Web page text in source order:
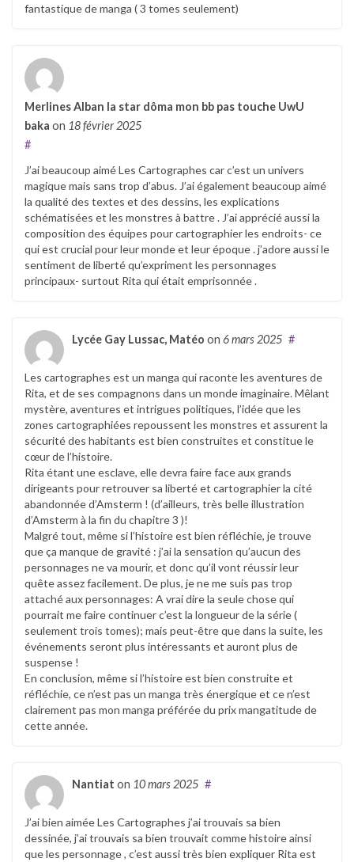
fantastique de manga ( 3 tomes seulement)
Merlines Alban la star dôma mon bb pas touche UwU
baka on 18 février 2025
#
J’ai beaucoup aimé Les Cartographes car c’est un univers
magique mais sans trop d’abus. J’ai également beaucoup aimé
la qualité des textes et des dessins, les explications
schématisées et les monstres à battre . J’ai apprécié aussi la
composition des équipes pour cartographier les endroits- ce
qui est crucial pour leur monde et leur époque . j’adore aussi le
sentiment de liberté qu’expriment les personnages
principaux- surtout Rita qui était emprisonnée .
Lycée Gay Lussac, Matéo on 6 mars 2025 #
Les cartographes est un manga qui raconte les aventures de
Rita, et de ses compagnons dans un monde imaginaire. Mêlant
mystère, aventures et intrigues politiques, l’idée que les
zones cartographiées repoussent les monstres et assurent la
sécurité des habitants est bien construites et constitue le
cœur de l’histoire.
Rita étant une esclave, elle devra faire face aux grands
dirigeants pour retrouver sa liberté et cartographier la cité
abandonnée d’Amsterm ! (d’ailleurs, très belle illustration
d’Amsterm à la fin du chapitre 3 )!
Malgré tout, même si l’histoire est bien réfléchie, je trouve
que ça manque de gravité : j’ai la sensation qu’aucun des
personnages ne va mourir, et donc qu’il vont réussir leur
quête assez facilement. De plus, je ne me suis pas trop
attaché aux personnages: A vrai dire la seule chose qui
pourrait me faire continuer c’est la longueur de la série (
seulement trois tomes); mais peut-être que dans la suite, les
événements seront plus intéressants et auront plus de
suspense !
En conclusion, même si l’histoire est bien construite et
réfléchie, ce n’est pas un manga très énergique et ce n’est
clairement pas mon manga préférée du prix mangatitude de
cette année.
Nantiat on 10 mars 2025 #
J’ai bien aimée Les Cartographes j’ai trouvais sa bien
dessinée, j’ai trouvais sa bien trouvait comme histoire ainsi
que les personnage , c’est aussi très bien expliquer Rita est